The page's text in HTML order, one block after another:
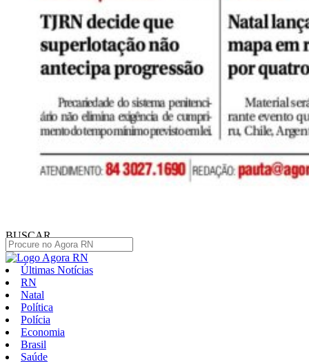
BUSCAR
Últimas Notícias
RN
Natal
Política
Polícia
Economia
Brasil
Saúde